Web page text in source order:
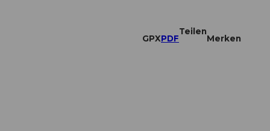
GPXPDF
Teilen
Merken